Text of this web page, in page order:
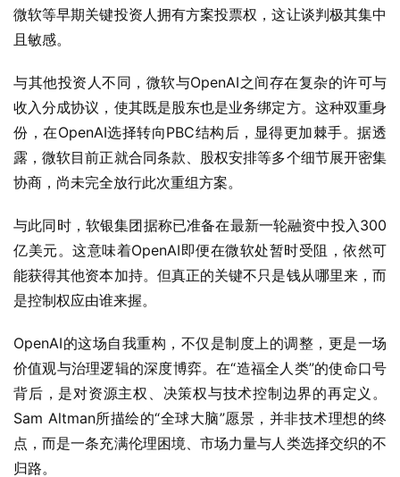
微软等早期关键投资人拥有方案投票权，这让谈判极其集中
且敏感。
与其他投资人不同，微软与OpenAI之间存在复杂的许可与
收入分成协议，使其既是股东也是业务绑定方。这种双重身
份，在OpenAI选择转向PBC结构后，显得更加棘手。据透
露，微软目前正就合同条款、股权安排等多个细节展开密集
协商，尚未完全放行此次重组方案。
与此同时，软银集团据称已准备在最新一轮融资中投入300
亿美元。这意味着OpenAI即便在微软处暂时受阻，依然可
能获得其他资本加持。但真正的关键不只是钱从哪里来，而
是控制权应由谁来握。
OpenAI的这场自我重构，不仅是制度上的调整，更是一场
价值观与治理逻辑的深度博弈。在“造福全人类”的使命口号
背后，是对资源主权、决策权与技术控制边界的再定义。
Sam Altman所描绘的“全球大脑”愿景，并非技术理想的终
点，而是一条充满伦理困境、市场力量与人类选择交织的不
归路。